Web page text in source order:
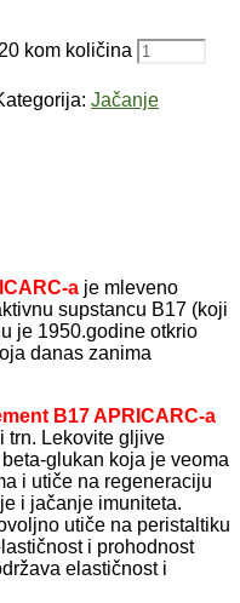
kom količina
Jačanje
a je mleveno
supstancu B17 (koji
je 1950.godine otkrio
danas zanima
B17 APRICARC-a
trn. Lekovite gljive
glukan koja je veoma
i utiče na regeneraciju
i jačanje imuniteta.
utiče na peristaltiku
i prohodnost
elastičnost i